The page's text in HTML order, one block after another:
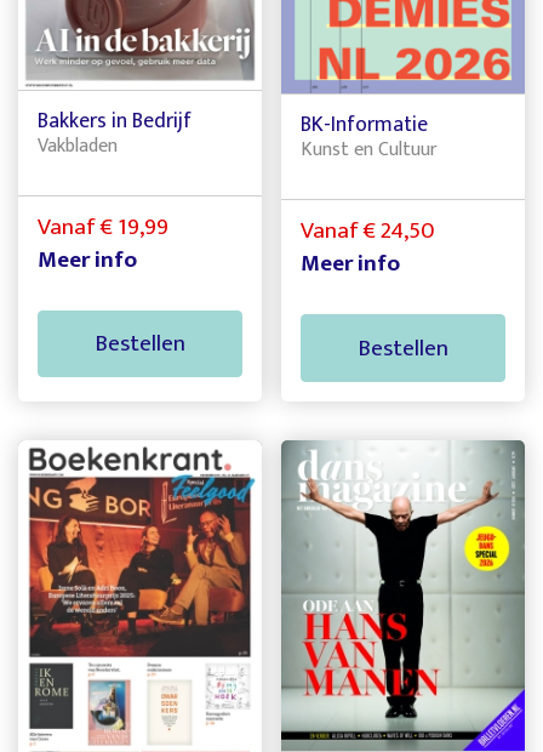
Bakkers in Bedrijf
Vakbladen
Vanaf € 19,99
Meer info
Bestellen
BK-Informatie
Kunst en Cultuur
Vanaf € 24,50
Meer info
Bestellen